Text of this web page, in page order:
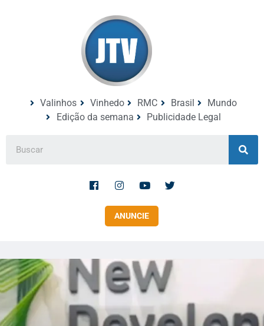
Valinhos Vinhedo RMC Brasil
Mundo
Edição da semana
Publicidade Legal
ANUNCIE